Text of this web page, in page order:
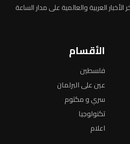
الأخبار العربية والعالمية على مدار الساعة
الأقسام
فلسطين
عين على البرلمان
سري و مكتوم
تكنولوجيا
اعلام